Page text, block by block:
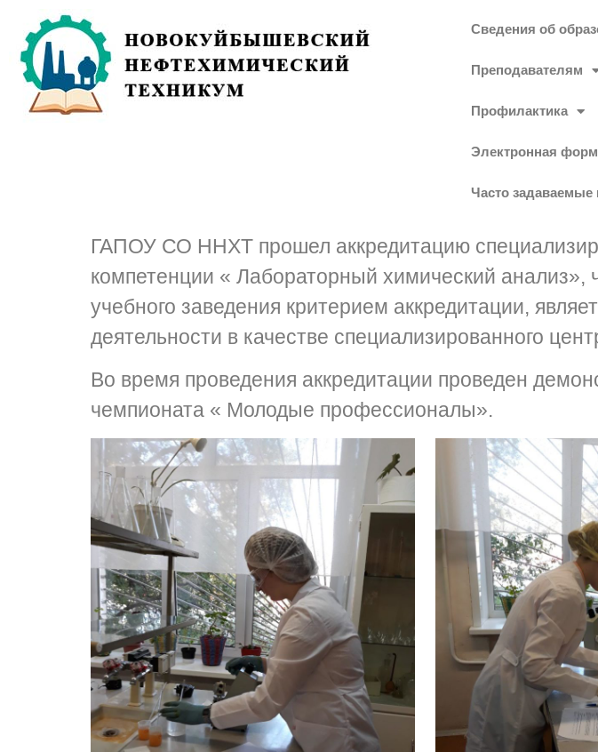
Сведения об
Преподавателям
Профилактика
Электронная
Часто задаваемые
ГАПОУ СО ННХТ прошел аккредитацию
компетенции « Лабораторный химический анализ»,
учебного заведения критерием аккредитации,
деятельности в качестве специализированного
Во время проведения аккредитации проведен
чемпионата « Молодые профессионалы».